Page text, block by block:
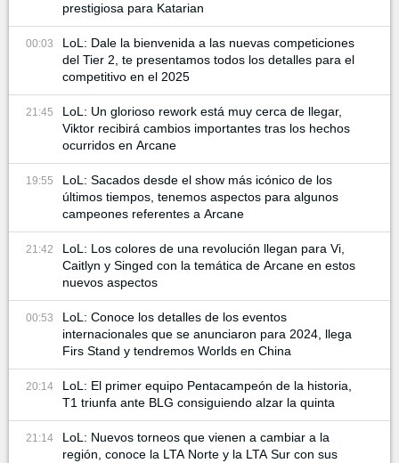
prestigiosa para Katarian
00:03
LoL: Dale la bienvenida a las nuevas competiciones
del Tier 2, te presentamos todos los detalles para el
competitivo en el 2025
21:45
LoL: Un glorioso rework está muy cerca de llegar,
Viktor recibirá cambios importantes tras los hechos
ocurridos en Arcane
19:55
LoL: Sacados desde el show más icónico de los
últimos tiempos, tenemos aspectos para algunos
campeones referentes a Arcane
21:42
LoL: Los colores de una revolución llegan para Vi,
Caitlyn y Singed con la temática de Arcane en estos
nuevos aspectos
00:53
LoL: Conoce los detalles de los eventos
internacionales que se anunciaron para 2024, llega
Firs Stand y tendremos Worlds en China
20:14
LoL: El primer equipo Pentacampeón de la historia,
T1 triunfa ante BLG consiguiendo alzar la quinta
21:14
LoL: Nuevos torneos que vienen a cambiar a la
región, conoce la LTA Norte y la LTA Sur con sus